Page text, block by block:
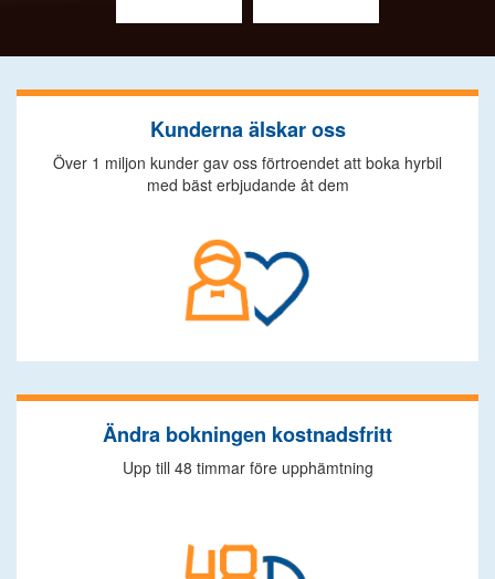
Kunderna älskar oss
Över 1 miljon kunder gav oss förtroendet att boka hyrbil
med bäst erbjudande åt dem
Ändra bokningen kostnadsfritt
Upp till 48 timmar före upphämtning